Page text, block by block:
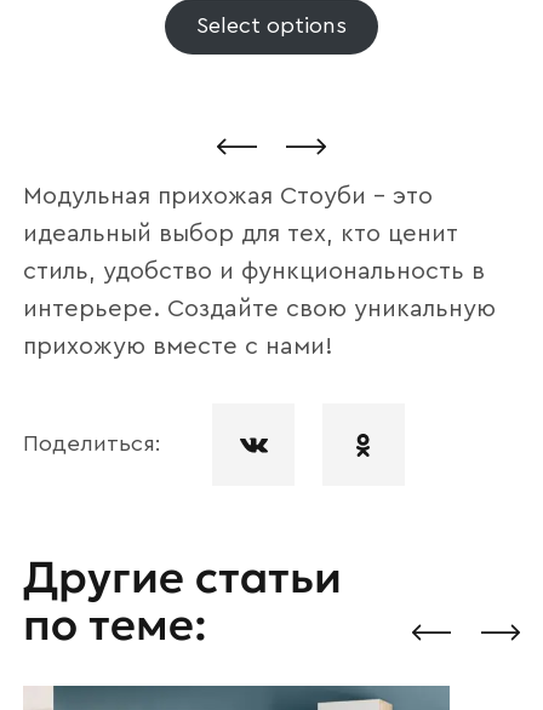
Select options
Модульная прихожая Стоуби – это
идеальный выбор для тех, кто ценит
стиль, удобство и функциональность в
интерьере. Создайте свою уникальную
прихожую вместе с нами!
Поделиться:
Другие статьи
по теме: